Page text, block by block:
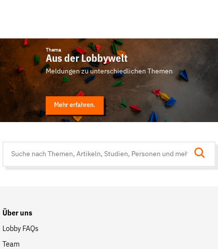
Thema
Aus der Lobbywelt
Meldungen zu unterschiedlichen Themen
Mehr erfahren.
Über uns
Lobby FAQs
Team